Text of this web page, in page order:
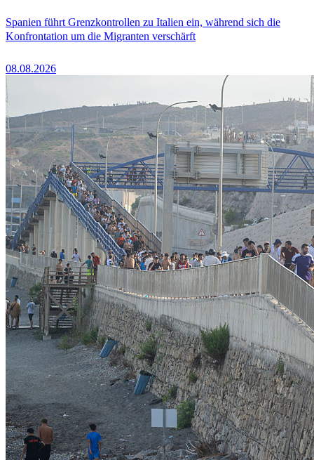
Spanien führt Grenzkontrollen zu Italien ein, während sich die
Konfrontation um die Migranten verschärft
08.08.2026